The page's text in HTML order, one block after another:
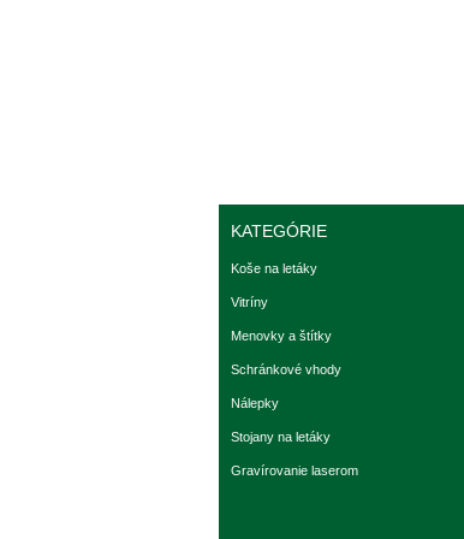
KATEGÓRIE
Koše na letáky
Vitríny
Menovky a štítky
Schránkové vhody
Nálepky
Stojany na letáky
Gravírovanie laserom